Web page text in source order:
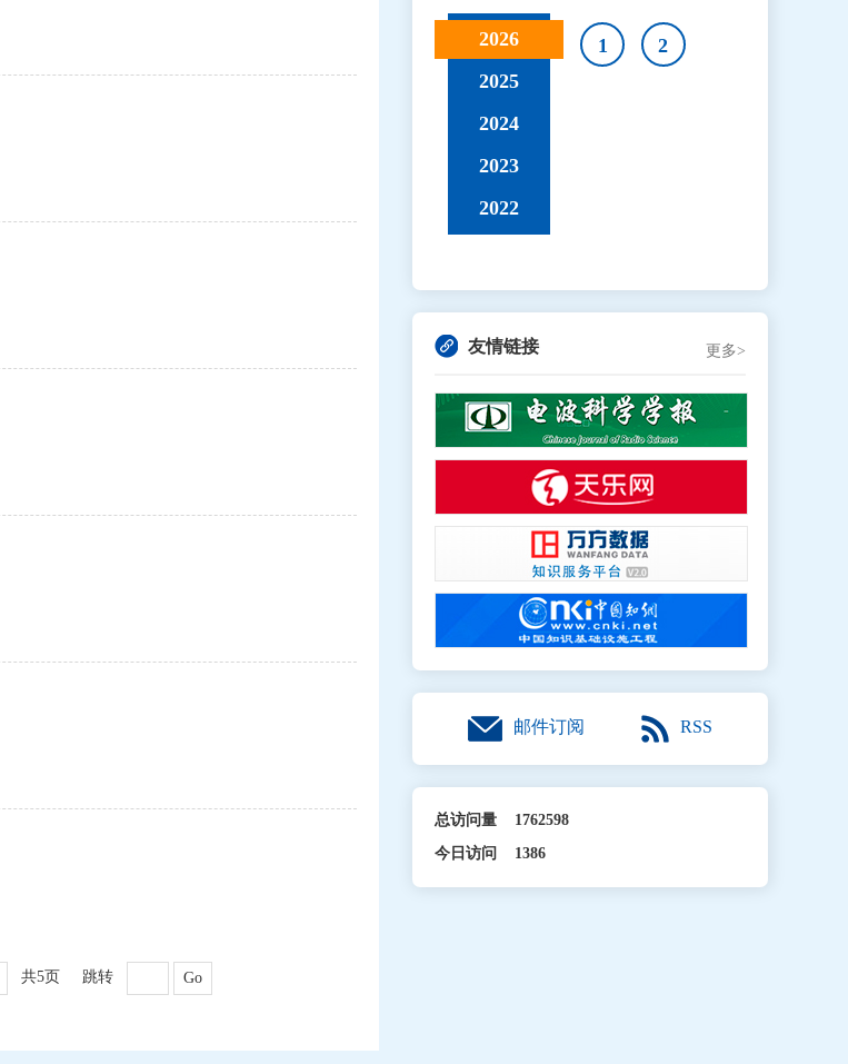
共5页 跳转 Go
2026
2025
2024
2023
2022
1 2
友情链接 更多>
邮件订阅 RSS
总访问量 1762598
今日访问 1386